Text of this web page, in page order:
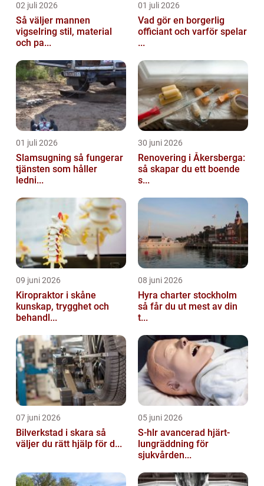
02 juli 2026
Så väljer mannen
vigselring stil, material
och pa...
01 juli 2026
Vad gör en borgerlig
officiant och varför spelar
...
01 juli 2026
Slamsugning så fungerar
tjänsten som håller
ledni...
30 juni 2026
Renovering i Åkersberga:
så skapar du ett boende
s...
09 juni 2026
Kiropraktor i skåne
kunskap, trygghet och
behandl...
08 juni 2026
Hyra charter stockholm
så får du ut mest av din
t...
07 juni 2026
Bilverkstad i skara så
väljer du rätt hjälp för d...
05 juni 2026
S-hlr avancerad hjärt-
lungräddning för
sjukvården...